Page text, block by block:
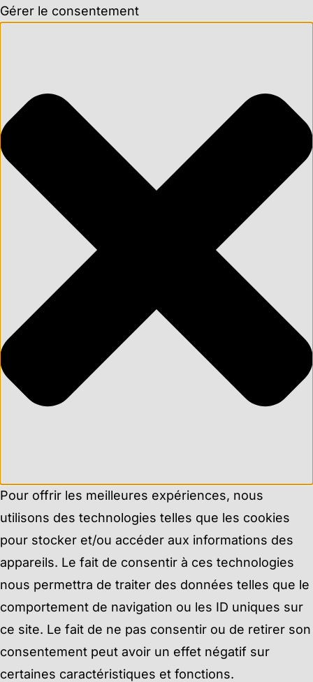
Gérer le consentement
Pour offrir les meilleures expériences, nous
utilisons des technologies telles que les cookies
pour stocker et/ou accéder aux informations des
appareils. Le fait de consentir à ces technologies
nous permettra de traiter des données telles que le
comportement de navigation ou les ID uniques sur
ce site. Le fait de ne pas consentir ou de retirer son
consentement peut avoir un effet négatif sur
certaines caractéristiques et fonctions.